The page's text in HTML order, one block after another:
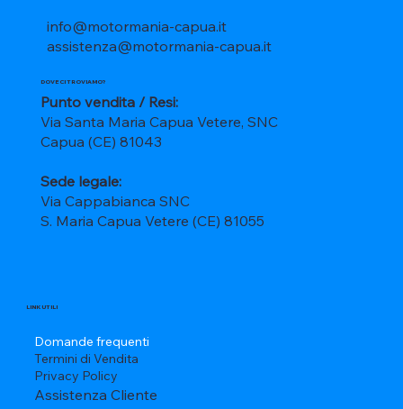
info@motormania-capua.it
assistenza@motormania-capua.it
DOVE CI TROVIAMO?
Punto vendita / Resi:
Via Santa Maria Capua Vetere, SNC
Capua (CE) 81043
Sede legale:
Via Cappabianca SNC
S. Maria Capua Vetere (CE) 81055
LINK UTILI
Domande frequenti
Termini di Vendita
Privacy Policy
Assistenza Cliente